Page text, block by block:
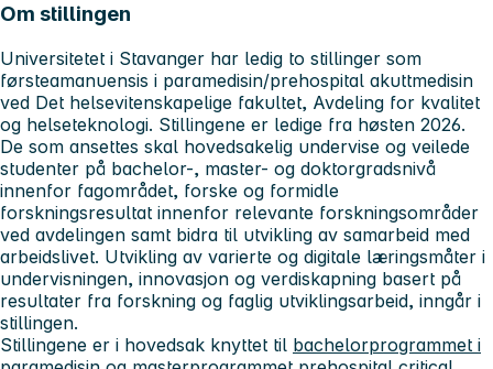
Om stillingen
Universitetet i Stavanger har ledig to stillinger som
førsteamanuensis i paramedisin/prehospital akuttmedisin
ved Det helsevitenskapelige fakultet, Avdeling for kvalitet
og helseteknologi. Stillingene er ledige fra høsten 2026.
De som ansettes skal hovedsakelig undervise og veilede
studenter på bachelor-, master- og doktorgradsnivå
innenfor fagområdet, forske og formidle
forskningsresultat innenfor relevante forskningsområder
ved avdelingen samt bidra til utvikling av samarbeid med
arbeidslivet. Utvikling av varierte og digitale læringsmåter i
undervisningen, innovasjon og verdiskapning basert på
resultater fra forskning og faglig utviklingsarbeid, inngår i
stillingen.
Stillingene er i hovedsak knyttet til bachelorprogrammet i